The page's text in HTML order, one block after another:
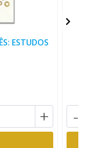
ESTUDOS
+ -